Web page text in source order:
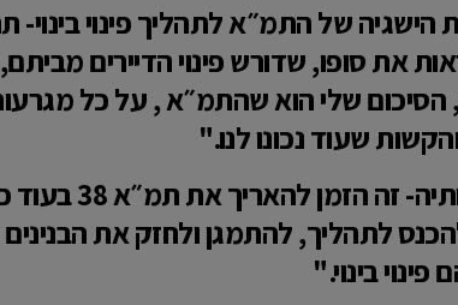
של התמ״א לתהליך פינוי בינוי-
את סופו, שדורש פינוי הדיירים
שלי הוא שהתמ״א , על כל
שעוד נכונו לנו."
"אז עם כל
לתהליך, להתמגן ולחזק את
בינוי."